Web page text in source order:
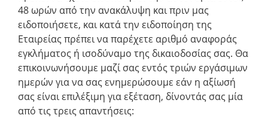
48 ωρών από την ανακάλυψη και πριν μας
ειδοποιήσετε, και κατά την ειδοποίηση της
Εταιρείας πρέπει να παρέχετε αριθμό αναφοράς
εγκλήματος ή ισοδύναμο της δικαιοδοσίας σας. Θα
επικοινωνήσουμε μαζί σας εντός τριών εργάσιμων
ημερών για να σας ενημερώσουμε εάν η αξίωσή
σας είναι επιλέξιμη για εξέταση, δίνοντάς σας μία
από τις τρεις απαντήσεις: